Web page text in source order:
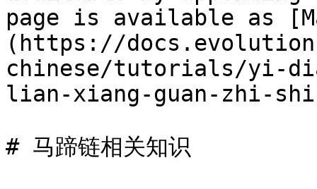
page is available as
(https://
chinese/tutorials/yi-
lian-xiang-guan-zhi-
# 马蹄链相关知识